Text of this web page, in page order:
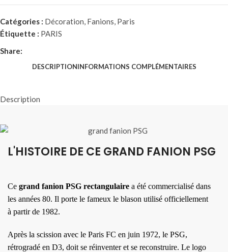
Catégories : Décoration, Fanions, Paris
Étiquette : PARIS
Share:
DESCRIPTIONINFORMATIONS COMPLÉMENTAIRES
Description
L'HISTOIRE DE CE GRAND FANION PSG
Ce grand fanion PSG rectangulaire a été commercialisé dans
les années 80. Il porte le fameux le blason utilisé officiellement
à partir de 1982.
Après la scission avec le Paris FC en juin 1972, le PSG,
rétrogradé en D3, doit se réinventer et se reconstruire. Le logo